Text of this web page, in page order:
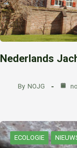
Nederlands
By NOJG
ECOLOGIE